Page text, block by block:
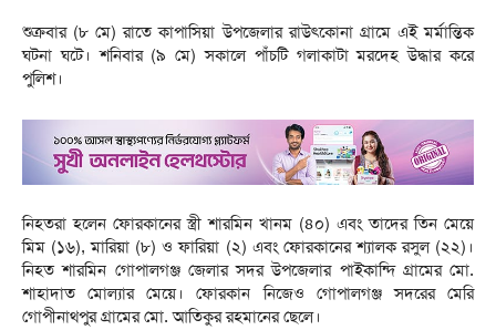
শুক্রবার (৮ মে) রাতে কাপাসিয়া উপজেলার রাউৎকোনা গ্রামে এই মর্মান্তিক
ঘটনা ঘটে। শনিবার (৯ মে) সকালে পাঁচটি গলাকাটা মরদেহ উদ্ধার করে
পুলিশ।
নিহতরা হলেন ফোরকানের স্ত্রী শারমিন খানম (৪০) এবং তাদের তিন মেয়ে
মিম (১৬), মারিয়া (৮) ও ফারিয়া (২) এবং ফোরকানের শ্যালক রসুল (২২)।
নিহত শারমিন গোপালগঞ্জ জেলার সদর উপজেলার পাইকান্দি গ্রামের মো.
শাহাদাত মোল্যার মেয়ে। ফোরকান নিজেও গোপালগঞ্জ সদরের মেরি
গোপীনাথপুর গ্রামের মো. আতিকুর রহমানের ছেলে।